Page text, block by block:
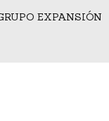
EXPANSIÓN